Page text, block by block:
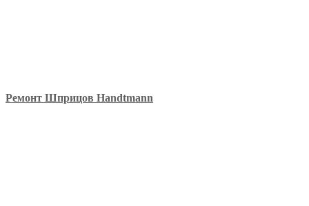
Ремонт Шприцов Handtmann